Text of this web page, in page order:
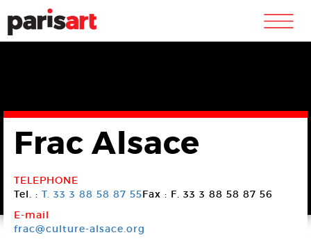
m
Frac Alsace
TELEPHONE
Tel. : T. 33 3 88 58 87 55Fax : F. 33 3 88 58 87 56
E-mail
frac@culture-alsace.org